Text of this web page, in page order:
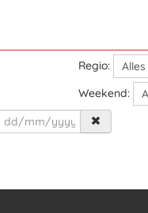
Regio:
Weekend: